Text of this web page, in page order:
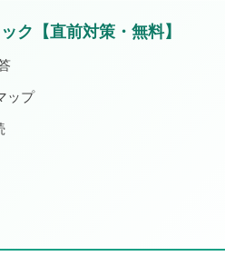
ク【直前対策・無料】
ップ